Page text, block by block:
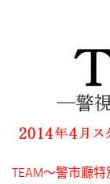
TEAM～警市廳